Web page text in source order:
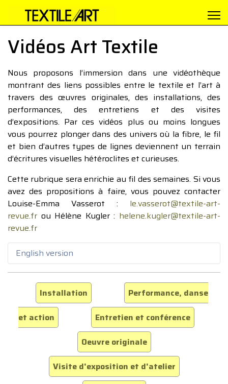
Vidéos Art Textile
Nous proposons l’immersion dans une vidéothèque
montrant des liens possibles entre le textile et l’art à
travers des œuvres originales, des installations, des
performances, des entretiens et des visites
d’expositions. Par ces vidéos plus ou moins longues
vous pourrez plonger dans des univers où la fibre, le fil
et bien d’autres types de lignes deviennent un terrain
d’écritures visuelles hétéroclites et curieuses.
Cette rubrique sera enrichie au fil des semaines. Si vous
avez des propositions à faire, vous pouvez contacter
Louise-Emma Vasserot : le.vasserot@textile-art-
revue.fr ou Hélène Kugler : helene.kugler@textile-art-
revue.fr
English version
Installation
Performance, danse
et action
Entretien et conférence
Oeuvre originale
Visite d'exposition et d'atelier